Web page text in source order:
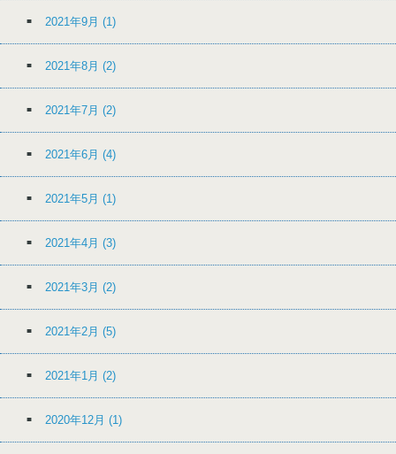
2021年9月 (1)
2021年8月 (2)
2021年7月 (2)
2021年6月 (4)
2021年5月 (1)
2021年4月 (3)
2021年3月 (2)
2021年2月 (5)
2021年1月 (2)
2020年12月 (1)